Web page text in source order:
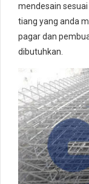
mendesain
tiang yang anda
pagar dan
dibutuhkan.